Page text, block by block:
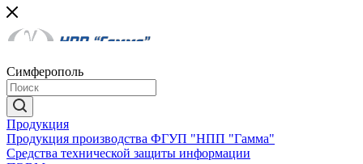
Симферополь
Продукция
Продукция производства ФГУП "НПП "Гамма"
Средства технической защиты информации